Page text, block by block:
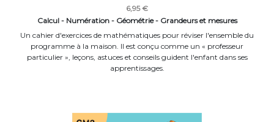
6,95 €
Calcul - Numération - Géométrie - Grandeurs et mesures
Un cahier d'exercices de mathématiques pour réviser l'ensemble du
programme à la maison. Il est conçu comme un « professeur
particulier », leçons, astuces et conseils guident l'enfant dans ses
apprentissages.